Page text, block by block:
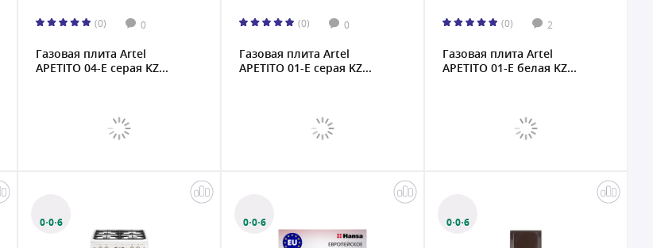
(0) 0
Газовая плита Artel
APETITO 04-E серая KZ...
(0) 0
Газовая плита Artel
APETITO 01-E серая KZ...
(0) 2
Газовая плита Artel
APETITO 01-E белая KZ...
0·0·6 0·0·6 0·0·6